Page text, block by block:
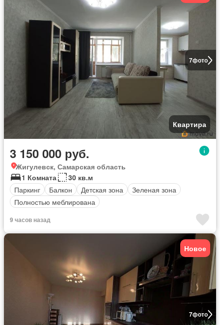
7фото
Квартира
3 150 000 руб.
Жигулевск, Самарская область
1 Комната
30 кв.м
Паркинг
Балкон Детская зона
Зеленая зона
Полностью меблирована
9 часов назад
7фото
Новое